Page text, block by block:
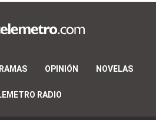
OPINIÓN NOVELAS
RADIO